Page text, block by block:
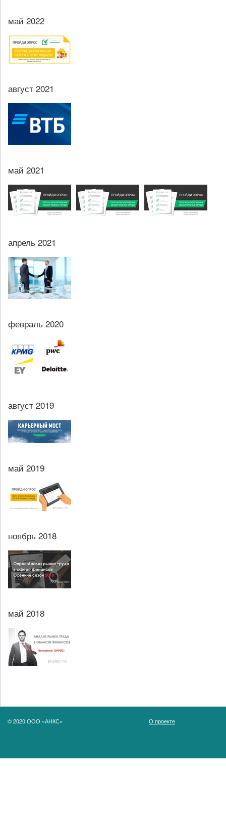
май 2022
август 2021
май 2021
апрель 2021
февраль 2020
август 2019
май 2019
ноябрь 2018
май 2018
© 2020 ООО «АНКС» О проекте